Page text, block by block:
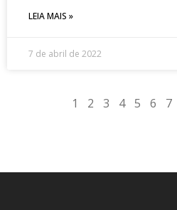
LEIA MAIS »
7 de abril de 2022
1 2 3 4 5 6 7